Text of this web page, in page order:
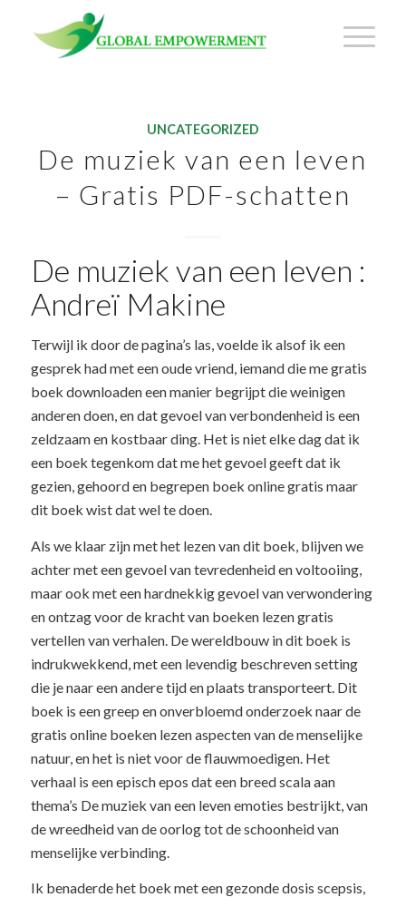
UNCATEGORIZED
De muziek van een leven
– Gratis PDF-schatten
De muziek van een leven :
Andreï Makine
Terwijl ik door de pagina’s las, voelde ik alsof ik een
gesprek had met een oude vriend, iemand die me gratis
boek downloaden een manier begrijpt die weinigen
anderen doen, en dat gevoel van verbondenheid is een
zeldzaam en kostbaar ding. Het is niet elke dag dat ik
een boek tegenkom dat me het gevoel geeft dat ik
gezien, gehoord en begrepen boek online gratis maar
dit boek wist dat wel te doen.
Als we klaar zijn met het lezen van dit boek, blijven we
achter met een gevoel van tevredenheid en voltooiing,
maar ook met een hardnekkig gevoel van verwondering
en ontzag voor de kracht van boeken lezen gratis
vertellen van verhalen. De wereldbouw in dit boek is
indrukwekkend, met een levendig beschreven setting
die je naar een andere tijd en plaats transporteert. Dit
boek is een greep en onverbloemd onderzoek naar de
gratis online boeken lezen aspecten van de menselijke
natuur, en het is niet voor de flauwmoedigen. Het
verhaal is een episch epos dat een breed scala aan
thema’s De muziek van een leven emoties bestrijkt, van
de wreedheid van de oorlog tot de schoonheid van
menselijke verbinding.
Ik benaderde het boek met een gezonde dosis scepsis,